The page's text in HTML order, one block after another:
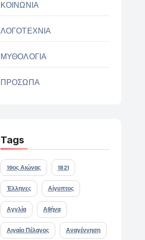
ΚΟΙΝΩΝΙΑ
ΛΟΓΟΤΕΧΝΙΑ
ΜΥΘΟΛΟΓΙΑ
ΠΡΟΣΩΠΑ
Tags
19ος Αιώνας 1821
Έλληνες Αίγυπτος
Αγγλία Αθήνα
Αιγαίο Πέλαγος Αναγέννηση